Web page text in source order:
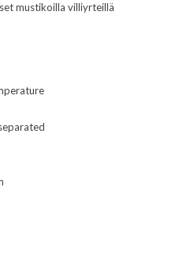
mustikoilla villiyrteillä